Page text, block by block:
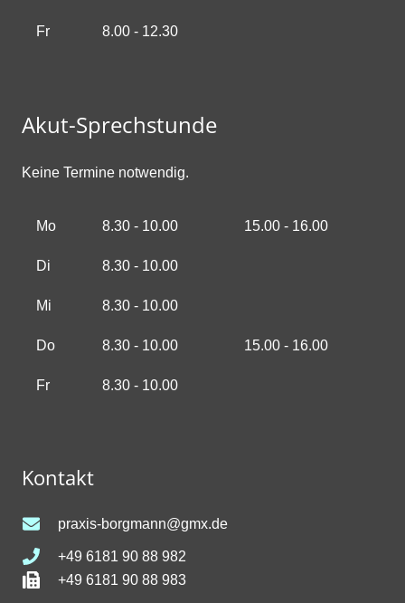
Fr 8.00 - 12.30
Akut-Sprechstunde
Keine Termine notwendig.
Mo 8.30 - 10.00 15.00 - 16.00
Di 8.30 - 10.00
Mi 8.30 - 10.00
Do 8.30 - 10.00 15.00 - 16.00
Fr 8.30 - 10.00
Kontakt
praxis-borgmann@gmx.de
+49 6181 90 88 982
+49 6181 90 88 983